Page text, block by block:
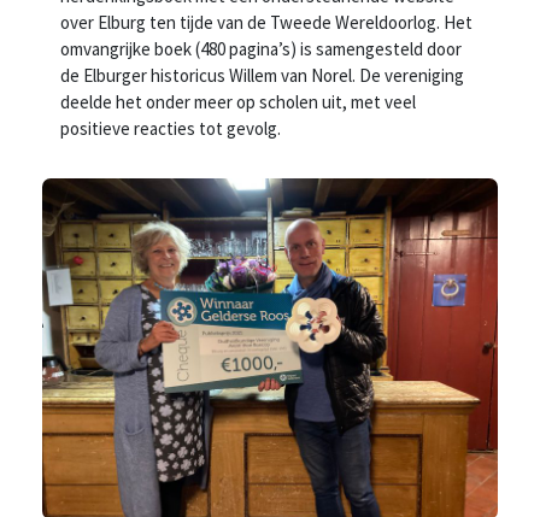
over Elburg ten tijde van de Tweede Wereldoorlog. Het
omvangrijke boek (480 pagina’s) is samengesteld door
de Elburger historicus Willem van Norel. De vereniging
deelde het onder meer op scholen uit, met veel
positieve reacties tot gevolg.